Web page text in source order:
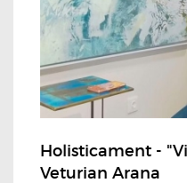
Holisticament -
Veturian Arana